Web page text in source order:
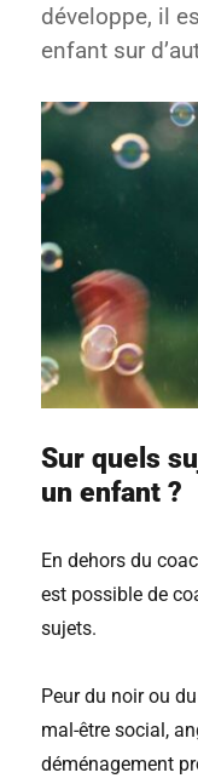
développe, il
enfant sur
Sur quels
un enfant ?
En dehors du
est possible de
sujets.
Peur du noir ou
mal-être social,
déménagement